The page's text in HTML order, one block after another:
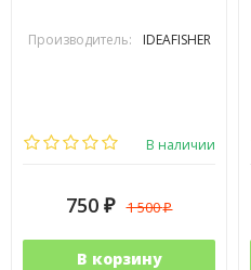
Производитель: IDEAFISHER
В наличии
750 ₽ 1 500₽
В корзину